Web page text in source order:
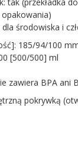
tak (przekładka
środowiska i
185/94/100
[500/500] ml
zawiera BPA ani
pokrywką